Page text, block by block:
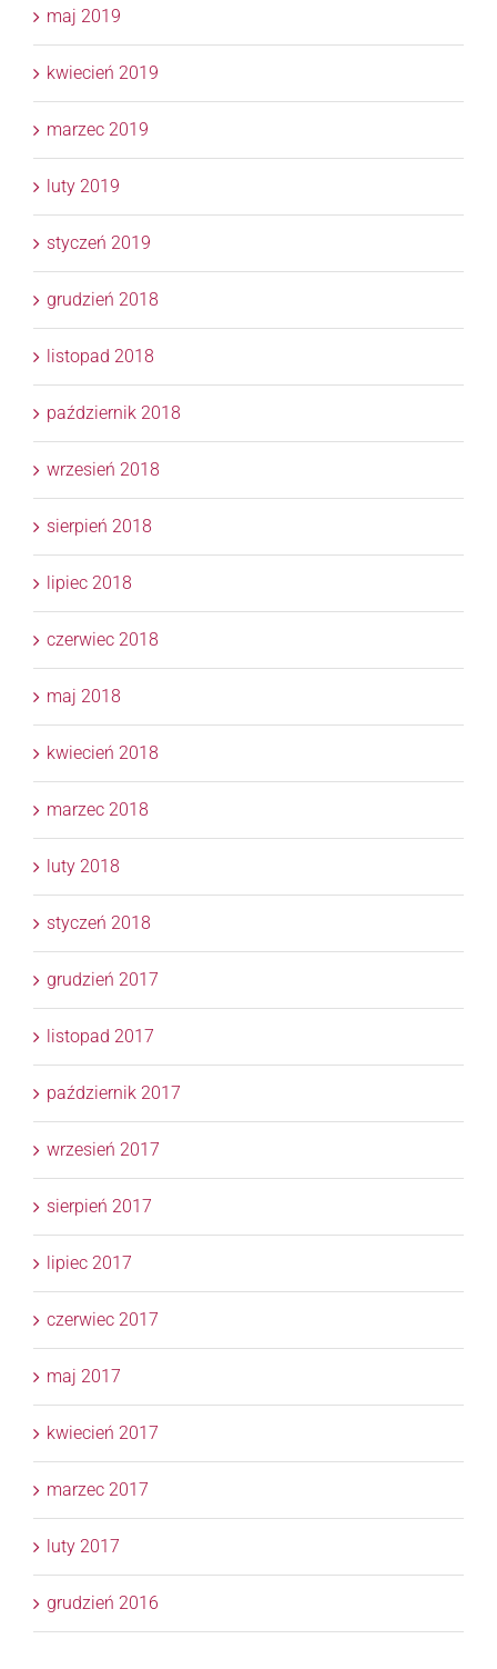
maj 2019
kwiecień 2019
marzec 2019
luty 2019
styczeń 2019
grudzień 2018
listopad 2018
październik 2018
wrzesień 2018
sierpień 2018
lipiec 2018
czerwiec 2018
maj 2018
kwiecień 2018
marzec 2018
luty 2018
styczeń 2018
grudzień 2017
listopad 2017
październik 2017
wrzesień 2017
sierpień 2017
lipiec 2017
czerwiec 2017
maj 2017
kwiecień 2017
marzec 2017
luty 2017
grudzień 2016